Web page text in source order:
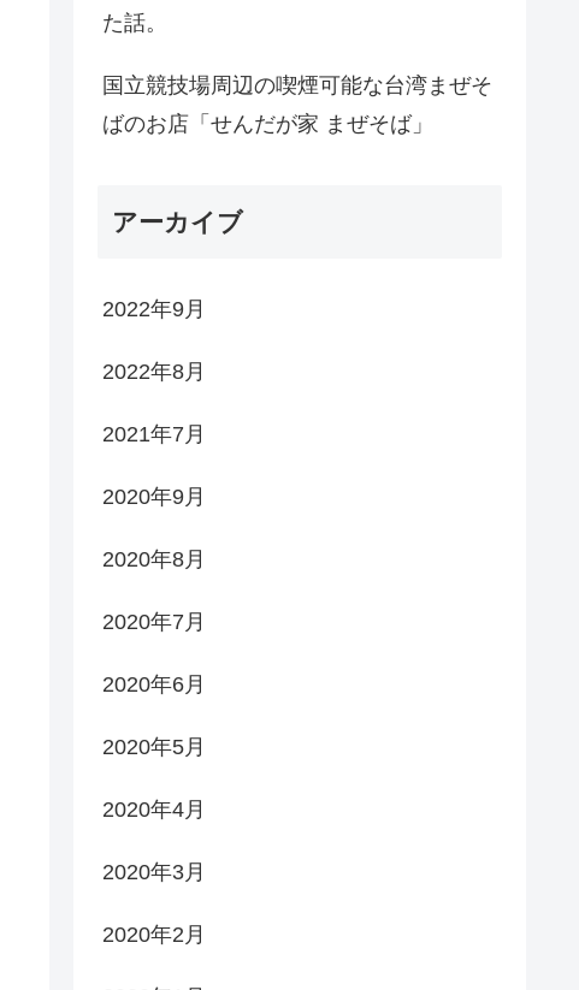
た話。
国立競技場周辺の喫煙可能な台湾まぜそ
ばのお店「せんだが家 まぜそば」
アーカイブ
2022年9月
2022年8月
2021年7月
2020年9月
2020年8月
2020年7月
2020年6月
2020年5月
2020年4月
2020年3月
2020年2月